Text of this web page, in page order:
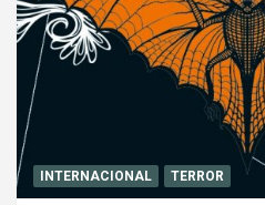
INTERNACIONAL TERROR